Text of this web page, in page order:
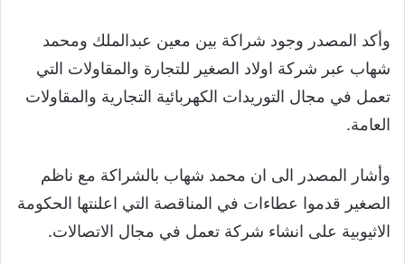
وأكد المصدر وجود شراكة بين معين عبدالملك ومحمد
شهاب عبر شركة اولاد الصغير للتجارة والمقاولات التي
تعمل في مجال التوريدات الكهربائية التجارية والمقاولات
العامة.
وأشار المصدر الى ان محمد شهاب بالشراكة مع ناظم
الصغير قدموا عطاءات في المناقصة التي اعلنتها الحكومة
الاثيوبية على انشاء شركة تعمل في مجال الاتصالات.